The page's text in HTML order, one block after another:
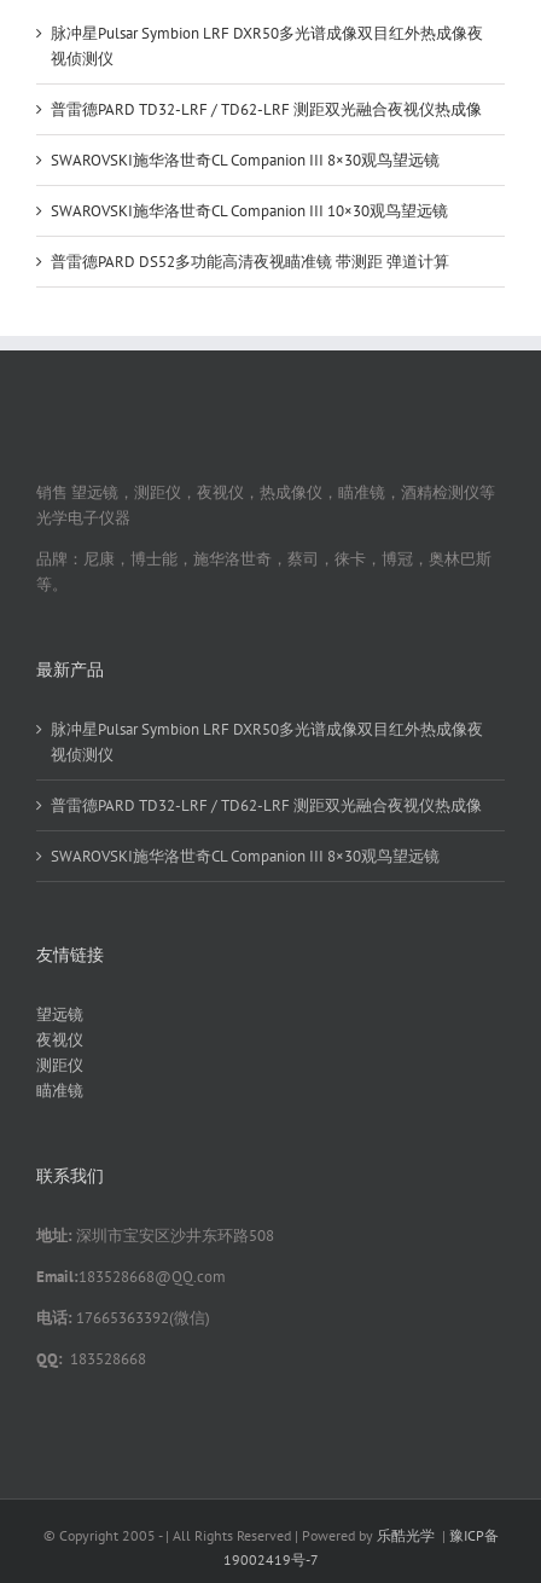
脉冲星Pulsar Symbion LRF DXR50多光谱成像双目红外热成像夜
视侦测仪
普雷德PARD TD32-LRF / TD62-LRF 测距双光融合夜视仪热成像
SWAROVSKI施华洛世奇CL Companion III 8×30观鸟望远镜
SWAROVSKI施华洛世奇CL Companion III 10×30观鸟望远镜
普雷德PARD DS52多功能高清夜视瞄准镜 带测距 弹道计算
销售 望远镜，测距仪，夜视仪，热成像仪，瞄准镜，酒精检测仪等
光学电子仪器
品牌：尼康，博士能，施华洛世奇，蔡司，徕卡，博冠，奥林巴斯
等。
最新产品
脉冲星Pulsar Symbion LRF DXR50多光谱成像双目红外热成像夜
视侦测仪
普雷德PARD TD32-LRF / TD62-LRF 测距双光融合夜视仪热成像
SWAROVSKI施华洛世奇CL Companion III 8×30观鸟望远镜
友情链接
望远镜
夜视仪
测距仪
瞄准镜
联系我们
地址: 深圳市宝安区沙井东环路508
Email:183528668@QQ.com
电话: 17665363392(微信)
QQ: 183528668
© Copyright 2005 - | All Rights Reserved | Powered by 乐酷光学| 豫ICP备
19002419号-7